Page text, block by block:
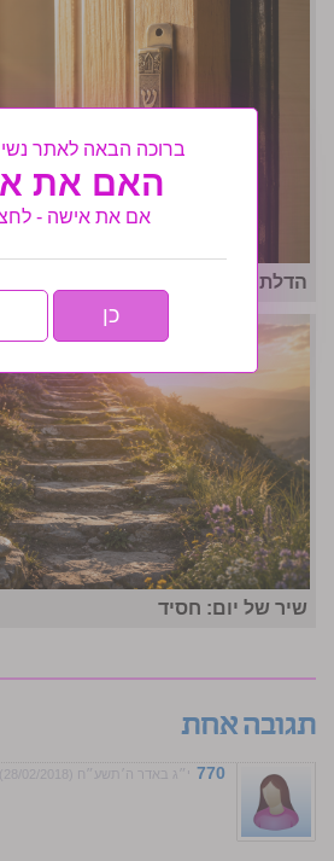
הדלת שנפתחה בזמן
שיר של יום: חסיד
תגובה אחת
770 י״ג באדר ה׳תשע״ח (28/02/2018) בשעה 13:21
ברוכה הבאה לאתר
האם את
אם את אישה -
כן